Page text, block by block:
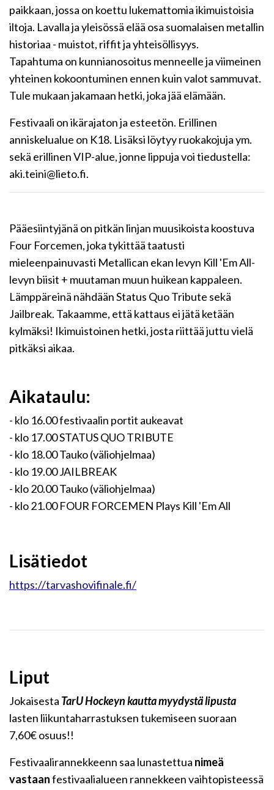
paikkaan, jossa on koettu lukemattomia ikimuistoisia
iltoja. Lavalla ja yleisössä elää osa suomalaisen metallin
historiaa - muistot, riffit ja yhteisöllisyys.
Tapahtuma on kunnianosoitus menneelle ja viimeinen
yhteinen kokoontuminen ennen kuin valot sammuvat.
Tule mukaan jakamaan hetki, joka jää elämään.
Festivaali on ikärajaton ja esteetön. Erillinen
anniskelualue on K18. Lisäksi löytyy ruokakojuja ym.
sekä erillinen VIP-alue, jonne lippuja voi tiedustella:
aki.teini@lieto.fi.
Pääesiintyjänä on pitkän linjan muusikoista koostuva
Four Forcemen, joka tykittää taatusti
mieleenpainuvasti Metallican ekan levyn Kill 'Em All-
levyn biisit + muutaman muun huikean kappaleen.
Lämppäreinä nähdään Status Quo Tribute sekä
Jailbreak. Takaamme, että kattaus ei jätä ketään
kylmäksi! Ikimuistoinen hetki, josta riittää juttu vielä
pitkäksi aikaa.
Aikataulu:
- klo 16.00 festivaalin portit aukeavat
- klo 17.00 STATUS QUO TRIBUTE
- klo 18.00 Tauko (väliohjelmaa)
- klo 19.00 JAILBREAK
- klo 20.00 Tauko (väliohjelmaa)
- klo 21.00 FOUR FORCEMEN Plays Kill 'Em All
Lisätiedot
https://tarvashovifinale.fi/
Liput
Jokaisesta TarU Hockeyn kauttamyydystä lipusta
lasten liikuntaharrastuksen tukemiseen suoraan
7,60€ osuus!!
Festivaalirannekkeenn saa lunastettua nimeä
vastaanfestivaalialueen rannekkeen vaihtopisteessä